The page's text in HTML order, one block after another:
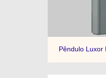
Pêndulo Luxor